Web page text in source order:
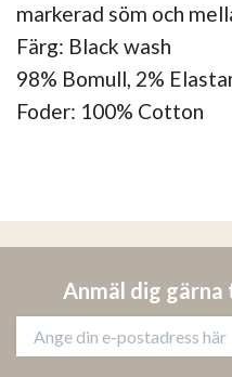
markerad söm och
Färg: Black wash
98% Bomull, 2%
Foder: 100% Cotton
Anmäl dig